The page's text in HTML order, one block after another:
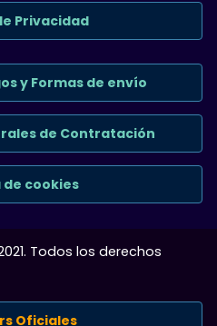
Privacidad
y Formas de envío
de Contratación
cookies
Todos los derechos
Oficiales